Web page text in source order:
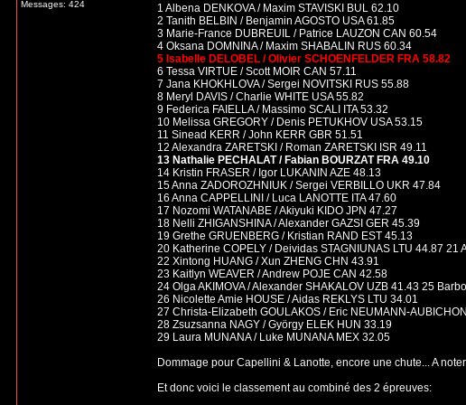
Messages: 424
1 Albena DENKOVA / Maxim STAVISKI BUL 62.10
2 Tanith BELBIN / Benjamin AGOSTO USA 61.85
3 Marie-France DUBREUIL / Patrice LAUZON CAN 60.54
4 Oksana DOMNINA / Maxim SHABALIN RUS 60.34
5 Isabelle DELOBEL / Olivier SCHOENFELDER FRA 58.82
6 Tessa VIRTUE / Scott MOIR CAN 57.11
7 Jana KHOKHLOVA / Sergei NOVITSKI RUS 55.88
8 Meryl DAVIS / Charlie WHITE USA 55.82
9 Federica FAIELLA / Massimo SCALI ITA 53.32
10 Melissa GREGORY / Denis PETUKHOV USA 53.15
11 Sinead KERR / John KERR GBR 51.51
12 Alexandra ZARETSKI / Roman ZARETSKI ISR 49.11
13 Nathalie PECHALAT / Fabian BOURZAT FRA 49.10
14 Kristin FRASER / Igor LUKANIN AZE 48.13
15 Anna ZADOROZHNIUK / Sergei VERBILLO UKR 47.84
16 Anna CAPPELLINI / Luca LANOTTE ITA 47.60
17 Nozomi WATANABE / Akiyuki KIDO JPN 47.27
18 Nelli ZHIGANSHINA / Alexander GAZSI GER 45.39
19 Grethe GRUENBERG / Kristian RAND EST 45.13
20 Katherine COPELY / Deividas STAGNIUNAS LTU 44.87 21
22 Xintong HUANG / Xun ZHENG CHN 43.91
23 Kaitlyn WEAVER / Andrew POJE CAN 42.58
24 Olga AKIMOVA / Alexander SHAKALOV UZB 41.43 25
26 Nicolette Amie HOUSE / Aidas REKLYS LTU 34.01
27 Christa-Elizabeth GOULAKOS / Eric NEUMANN-
28 Zsuzsanna NAGY / György ELEK HUN 33.19
29 Laura MUNANA / Luke MUNANA MEX 32.05
Dommage pour Capellini & Lanotte, encore une chute... A
Et donc voici le classement au combiné des 2 épreuves: